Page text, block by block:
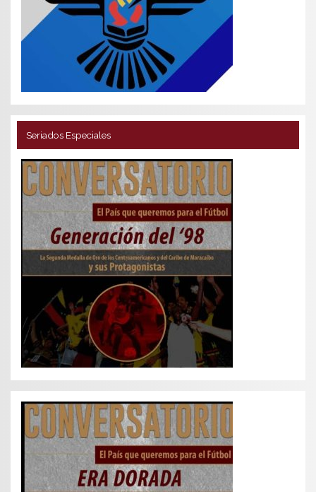
Seriados Especiales